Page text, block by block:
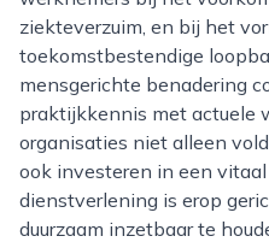
ziekteverzuim, en bij het
toekomstbestendige
mensgerichte benadering
praktijkkennis met actuele
organisaties niet alleen
ook investeren in een
dienstverlening is erop
duurzaam inzetbaar te